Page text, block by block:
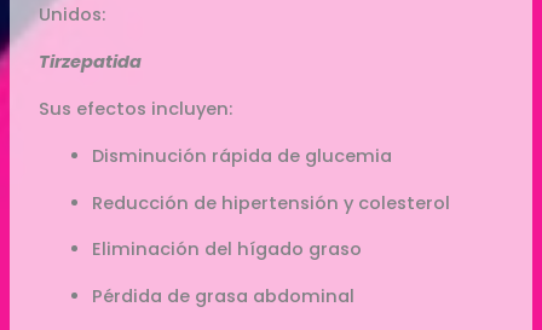
Unidos:
Tirzepatida
Sus efectos incluyen:
Disminución rápida de glucemia
Reducción de hipertensión y colesterol
Eliminación del hígado graso
Pérdida de grasa abdominal